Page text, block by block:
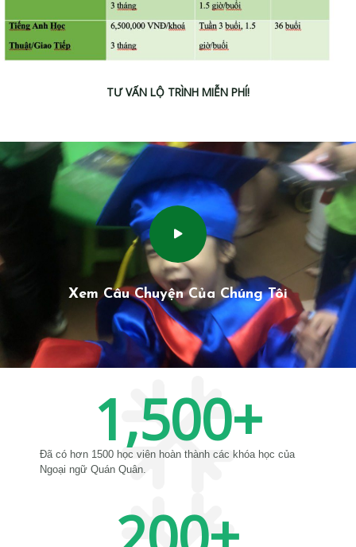
TƯ VẤN LỘ TRÌNH MIỄN PHÍ!
Xem Câu Chuyện Của Chúng Tôi
Đã có hơn 1500 học viên hoàn thành các khóa học của
Ngoại ngữ Quán Quân.
1,500+